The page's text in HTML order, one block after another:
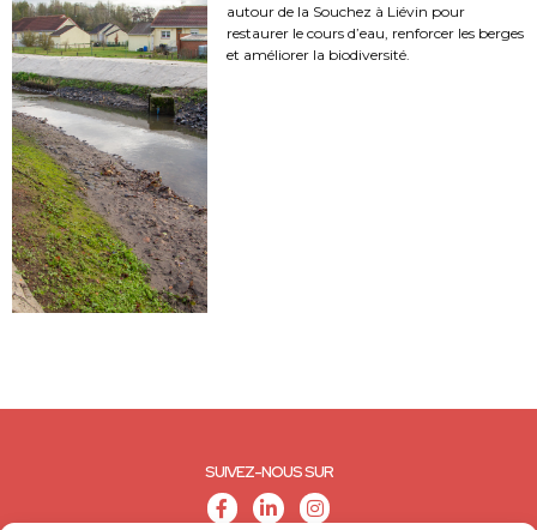
autour de la Souchez à Liévin pour
restaurer le cours d’eau, renforcer les berges
et améliorer la biodiversité.
SUIVEZ-NOUS SUR